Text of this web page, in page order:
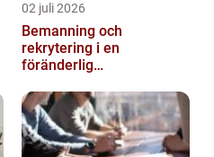
02 juli 2026
Bemanning och
rekrytering i en
föränderlig